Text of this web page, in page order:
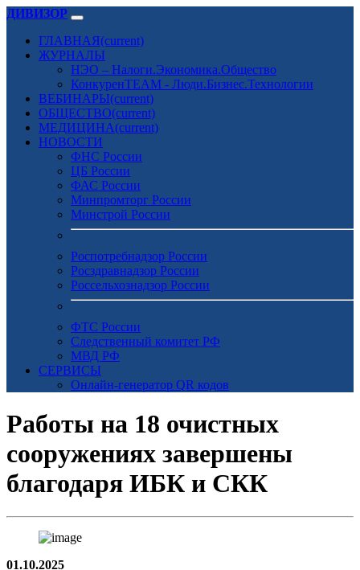
ДИВИЗОР
ГЛАВНАЯ(current)
ЖУРНАЛЫ
НЭО – Налоги.Экономика.Общество
КонкуренTEAM - Люди.Бизнес.Технологии
ВЕБИНАРЫ(current)
ОБЩЕСТВО(current)
МЕДИЦИНА(current)
НОВОСТИ
ФНС России
ЦБ России
ФАС России
Минпромторг России
Минстрой России
Роспотребнадзор России
Росздравнадзор России
Россельхознадзор России
ФТС России
Следственный комитет РФ
МВД РФ
СЕРВИСЫ
Онлайн-генератор QR кодов
Работы на 18 очистных
сооружениях завершены
благодаря ИБК и СКК
01.10.2025